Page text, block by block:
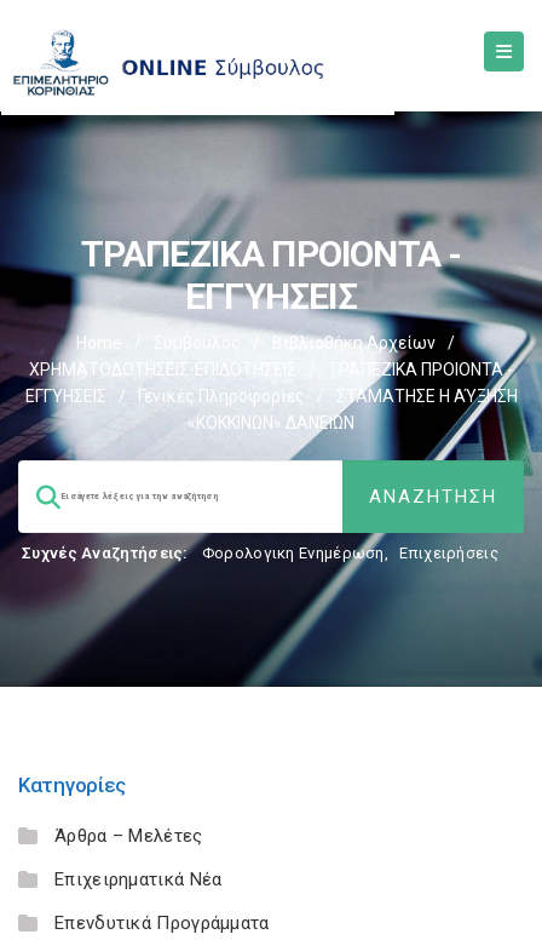
ΤΡΑΠΕΖΙΚΑ ΠΡΟΙΟΝΤΑ -
ΕΓΓΥΗΣΕΙΣ
Home Βιβλιοθήκη Αρχείων
/
ΧΡΗΜΑΤΟΔΟΤΗΣΕΙΣ-ΕΠΙΔΟΤΗΣΕΙΣ
ΤΡΑΠΕΖΙΚΑ ΠΡΟΙΟΝΤΑ -
ΕΓΓΥΗΣΕΙΣ
/ Γενικές Πληροφορίες /
ΣΤΑΜΑΤΗΣΕ Η ΑΎΞΗΣΗ
«ΚΟΚΚΙΝΩΝ» ΔΑΝΕΙΩΝ
Συχνές Αναζητήσεις: Φορολογικη Ενημέρωση, Επιχειρήσεις
Κατηγορίες
Άρθρα – Μελέτες
Επιχειρηματικά Νέα
Επενδυτικά Προγράμματα